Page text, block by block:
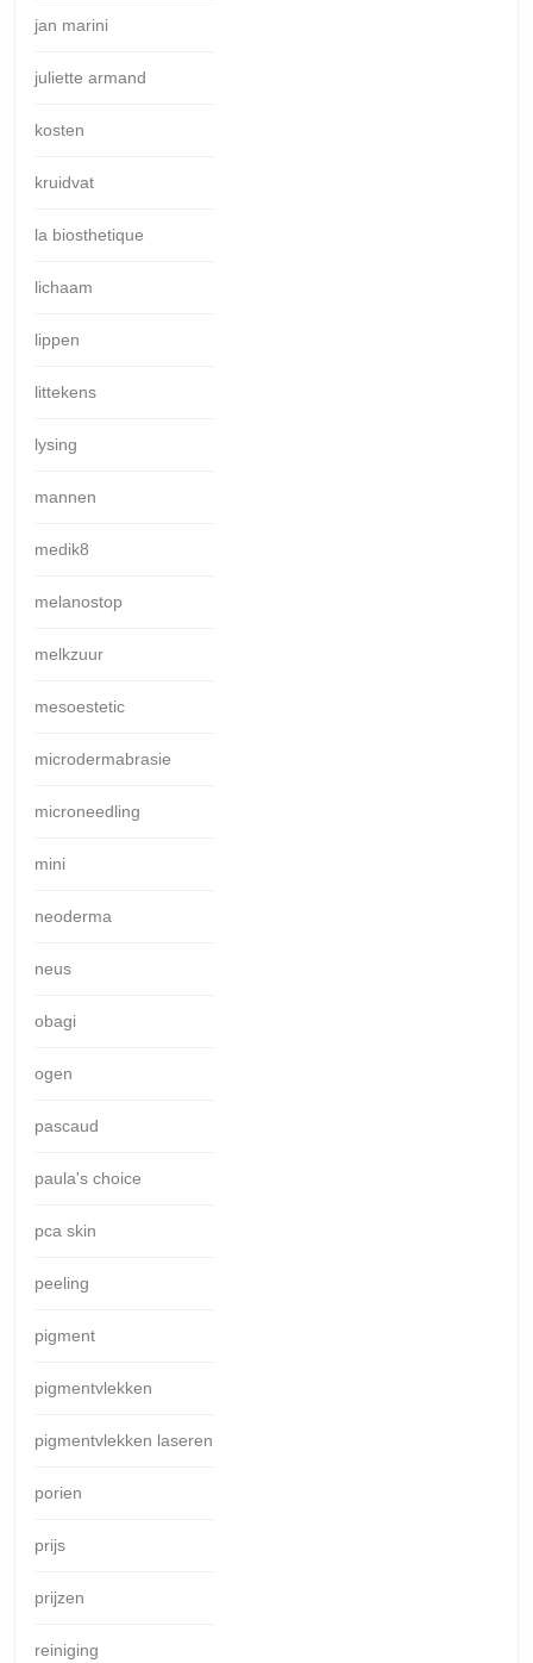
jan marini
juliette armand
kosten
kruidvat
la biosthetique
lichaam
lippen
littekens
lysing
mannen
medik8
melanostop
melkzuur
mesoestetic
microdermabrasie
microneedling
mini
neoderma
neus
obagi
ogen
pascaud
paula's choice
pca skin
peeling
pigment
pigmentvlekken
pigmentvlekken laseren
porien
prijs
prijzen
reiniging